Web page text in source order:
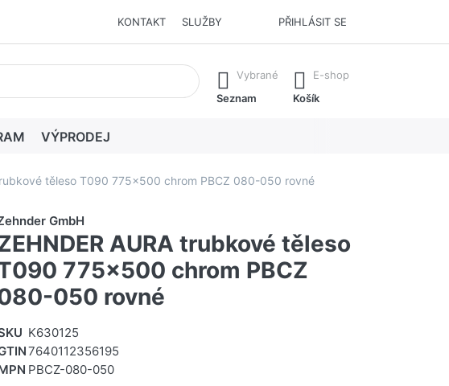
KONTAKT SLUŽBY PŘIHLÁSIT SE
při zadávání. Stisknutím klávesy Enter vyvoláte všechny výsledky.
Vybrané
Seznam
E-shop
Košík
VÝPRODEJ
těleso T090 775x500 chrom PBCZ 080-050 rovné
GmbH
AURA trubkové těleso
775x500 chrom PBCZ
050 rovné
K630125
7640112356195
PBCZ-080-050